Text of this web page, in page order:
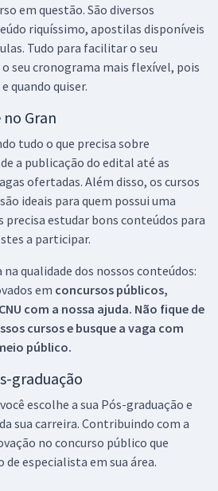
em questão. São diversos
riquíssimo, apostilas disponíveis
Tudo para facilitar o seu
seu cronograma mais flexível, pois
quando quiser.
Gran
tudo o que precisa sobre
a publicação do edital até as
ofertadas. Além disso, os cursos
ideais para quem possui uma
estudar bons conteúdos para
a participar.
qualidade dos nossos conteúdos:
em concursos públicos,
com a nossa ajuda. Não fique de
cursos e busque a vaga com
público.
graduação
escolhe a sua Pós-graduação e
sua carreira. Contribuindo com a
no concurso público que
especialista em sua área.